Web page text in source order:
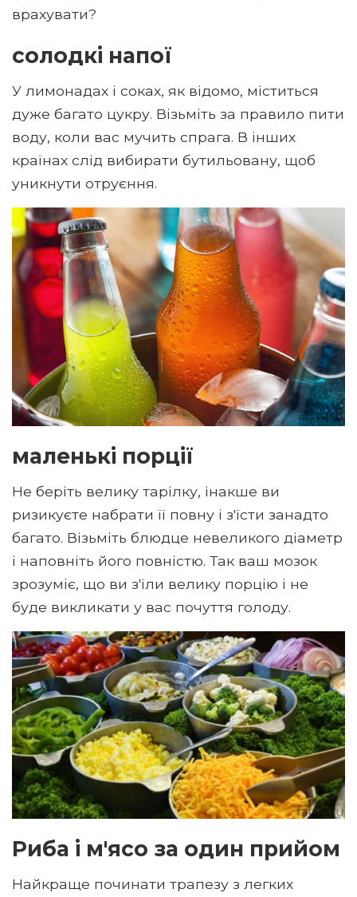
врахувати?
солодкі напої
У лимонадах і соках, як відомо, міститься
дуже багато цукру. Візьміть за правило пити
воду, коли вас мучить спрага. В інших
країнах слід вибирати бутильовану, щоб
уникнути отруєння.
маленькі порції
Не беріть велику тарілку, інакше ви
ризикуєте набрати її повну і з'їсти занадто
багато. Візьміть блюдце невеликого діаметр
і наповніть його повністю. Так ваш мозок
зрозуміє, що ви з'їли велику порцію і не
буде викликати у вас почуття голоду.
Риба і м'ясо за один прийом
Найкраще починати трапезу з легких